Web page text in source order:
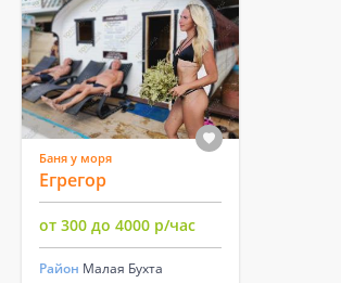
Баня у моря
Егрегор
от 300 до 4000 р/час
Район Малая Бухта